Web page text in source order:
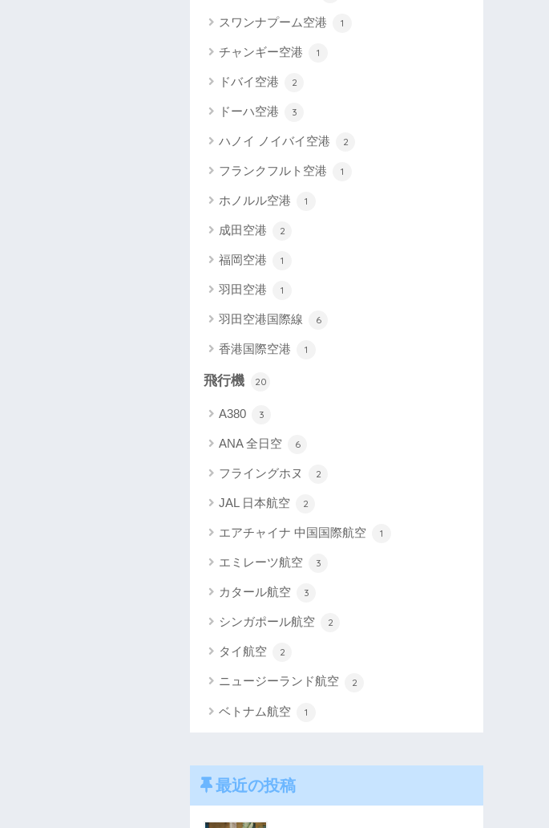
スワンナプーム空港 1
チャンギー空港 1
ドバイ空港 2
ドーハ空港 3
ハノイ ノイバイ空港 2
フランクフルト空港 1
ホノルル空港 1
成田空港 2
福岡空港 1
羽田空港 1
羽田空港国際線 6
香港国際空港 1
飛行機 20
A380 3
ANA 全日空 6
フライングホヌ 2
JAL 日本航空 2
エアチャイナ 中国国際航空 1
エミレーツ航空 3
カタール航空 3
シンガポール航空 2
タイ航空 2
ニュージーランド航空 2
ベトナム航空 1
最近の投稿